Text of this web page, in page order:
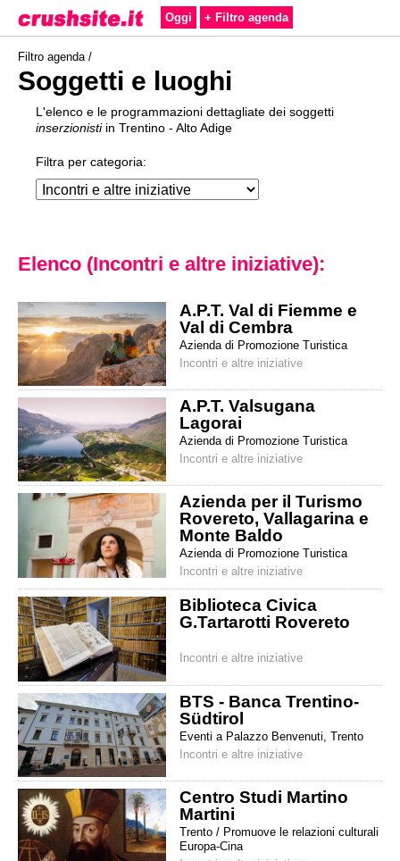
Oggi + Filtro agenda
Filtro agenda /
Soggetti e luoghi
L'elenco e le programmazioni dettagliate dei soggetti
inserzionisti in Trentino - Alto Adige
Filtra per categoria:
Elenco (Incontri e altre iniziative):
A.P.T. Val di Fiemme e
Val di Cembra
Azienda di Promozione Turistica
Incontri e altre iniziative
A.P.T. Valsugana
Lagorai
Azienda di Promozione Turistica
Incontri e altre iniziative
Azienda per il Turismo
Rovereto, Vallagarina e
Monte Baldo
Azienda di Promozione Turistica
Incontri e altre iniziative
Biblioteca Civica
G.Tartarotti Rovereto
Incontri e altre iniziative
BTS - Banca Trentino-
Südtirol
Eventi a Palazzo Benvenuti, Trento
Incontri e altre iniziative
Centro Studi Martino
Martini
Trento / Promuove le relazioni culturali
Europa-Cina